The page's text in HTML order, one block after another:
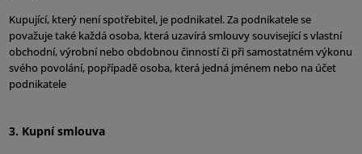
Kupující, který není spotřebitel, je podnikatel. Za podnikatele se
považuje také každá osoba, která uzavírá smlouvy související s vlastní
obchodní, výrobní nebo obdobnou činností či při samostatném výkonu
svého povolání, popřípadě osoba, která jedná jménem nebo na účet
podnikatele
3. Kupní smlouva